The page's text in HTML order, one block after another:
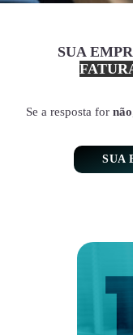
SUA
Se a resposta for não
SUA